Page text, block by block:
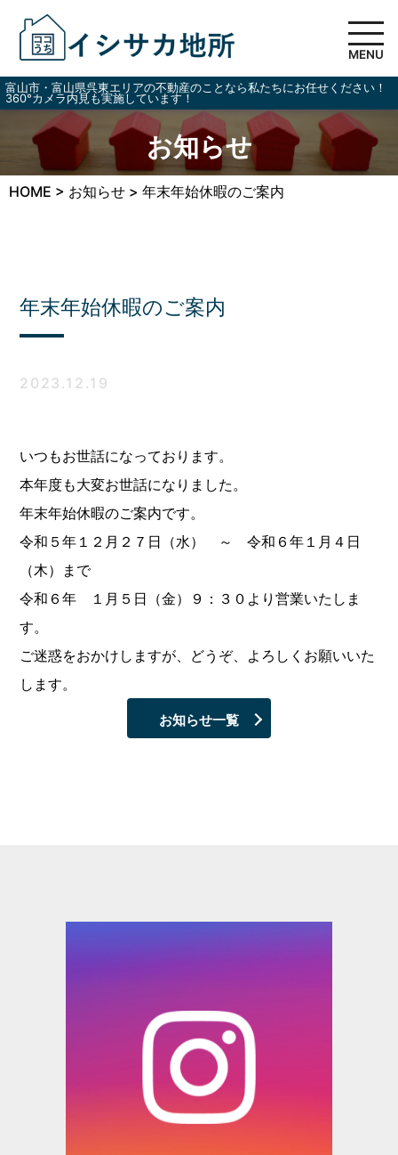
MENU
富山市・富山県呉東エリアの不動産のことなら私たちにお任せください！
360°カメラ内見も実施しています！
お知らせ
HOME > お知らせ > 年末年始休暇のご案内
年末年始休暇のご案内
2023.12.19
いつもお世話になっております。
本年度も大変お世話になりました。
年末年始休暇のご案内です。
令和５年１２月２７日（水） ～ 令和６年１月４日
（木）まで
令和６年 １月５日（金）９：３０より営業いたしま
す。
ご迷惑をおかけしますが、どうぞ、よろしくお願いいた
します。
お知らせ一覧